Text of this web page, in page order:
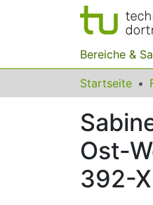
Bereiche &
Startseite
Ost-
392-